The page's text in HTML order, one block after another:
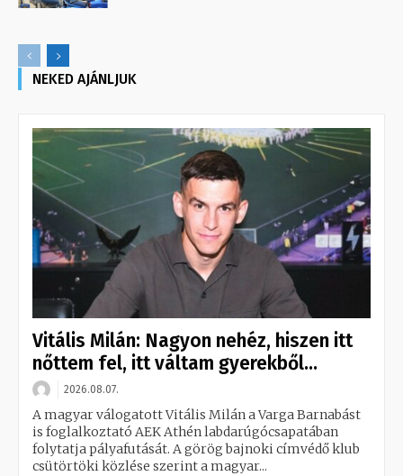
NEKED AJÁNLJUK
Vitális Milán: Nagyon nehéz, hiszen itt
nőttem fel, itt váltam gyerekből...
2026.08.07.
A magyar válogatott Vitális Milán a Varga Barnabást
is foglalkoztató AEK Athén labdarúgócsapatában
folytatja pályafutását. A görög bajnoki címvédő klub
csütörtöki közlése szerint a magyar...